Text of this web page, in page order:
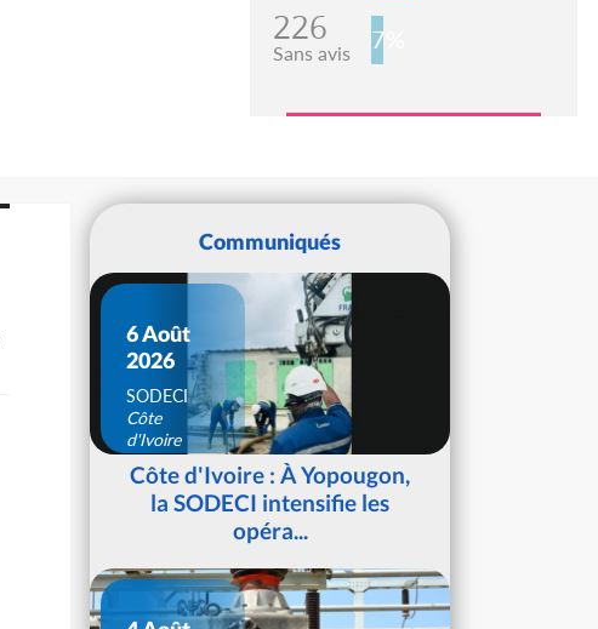
226
Sans avis 7%
Communiqués
6 Août
2026
SODECI
Côte
d'Ivoire
Côte d'Ivoire : À Yopougon,
la SODECI intensifie les
opéra...